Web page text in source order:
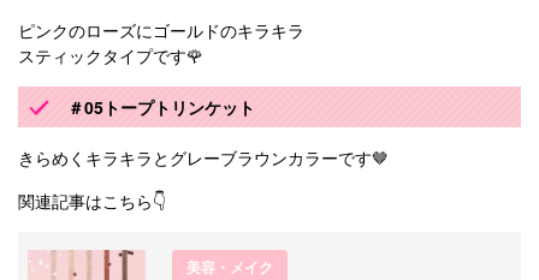
ピンクのローズにゴールドのキラキラ
スティックタイプです🌹
＃05トープトリンケット
きらめくキラキラとグレーブラウンカラーです🤎
関連記事はこちら👇
美容・メイク